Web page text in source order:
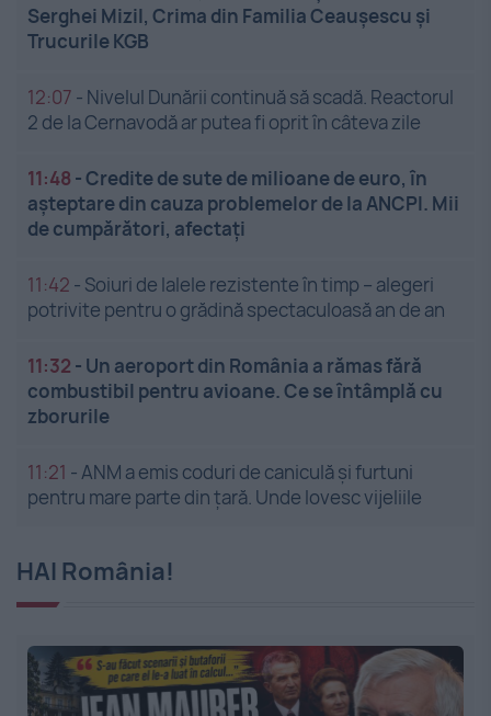
Serghei Mizil, Crima din Familia Ceaușescu și
Trucurile KGB
12:07 - Nivelul Dunării continuă să scadă. Reactorul
2 de la Cernavodă ar putea fi oprit în câteva zile
11:48 -Credite de sute de milioane de euro, în
așteptare din cauza problemelor de la ANCPI. Mii
de cumpărători, afectați
11:42 - Soiuri de lalele rezistente în timp – alegeri
potrivite pentru o grădină spectaculoasă an de an
11:32 - Un aeroport din România a rămas fără
combustibil pentru avioane. Ce se întâmplă cu
zborurile
11:21 -ANM a emis coduri de caniculă și furtuni
pentru mare parte din țară. Unde lovesc vijeliile
HAI România!